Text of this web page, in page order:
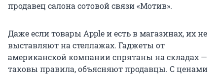
продавец салона сотовой связи «Мотив».
Даже если товары Apple и есть в магазинах, их не
выставляют на стеллажах. Гаджеты от
американской компании спрятаны на складах —
таковы правила, объясняют продавцы. С ценами